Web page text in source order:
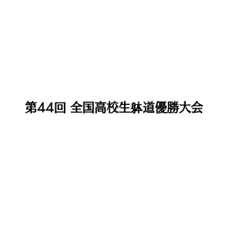
第44回 全国高校生躰道優勝大会